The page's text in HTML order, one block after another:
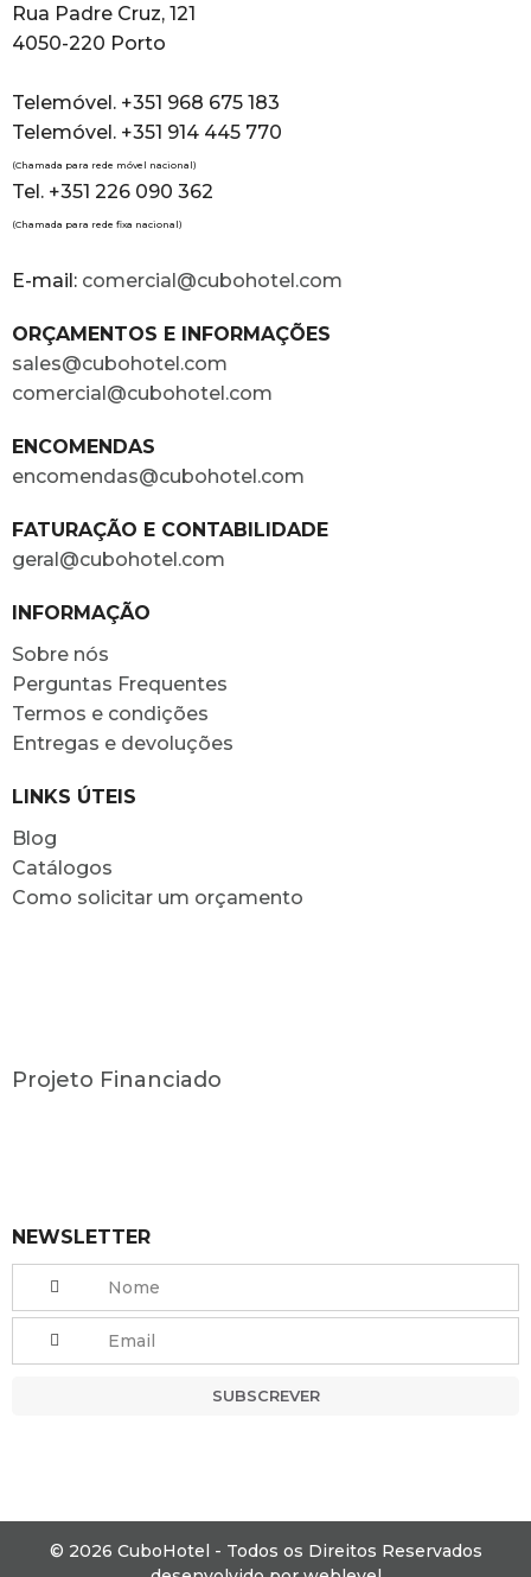
Rua Padre Cruz, 121
4050-220 Porto
Telemóvel. +351 968 675 183
Telemóvel. +351 914 445 770
(Chamada para rede móvel nacional)
Tel. +351 226 090 362
(Chamada para rede fixa nacional)
E-mail: comercial@cubohotel.com
ORÇAMENTOS E INFORMAÇÕES
sales@cubohotel.com
comercial@cubohotel.com
ENCOMENDAS
encomendas@cubohotel.com
FATURAÇÃO E CONTABILIDADE
geral@cubohotel.com
INFORMAÇÃO
Sobre nós
Perguntas Frequentes
Termos e condições
Entregas e devoluções
LINKS ÚTEIS
Blog
Catálogos
Como solicitar um orçamento
Projeto Financiado
NEWSLETTER
SUBSCREVER
© 2026 CuboHotel - Todos os Direitos Reservados